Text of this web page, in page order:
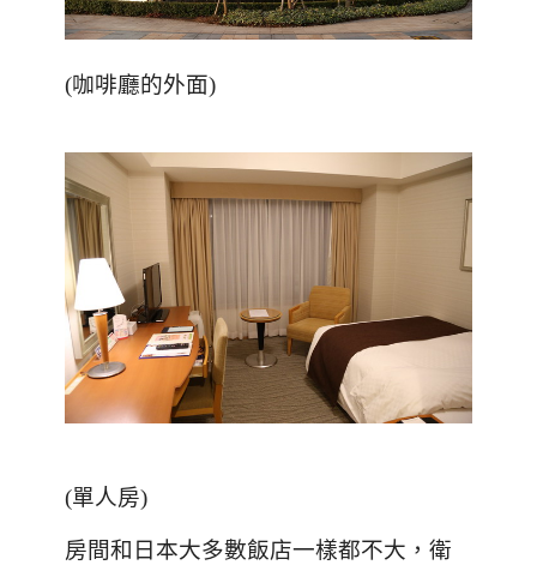
(咖啡廳的外面)
(單人房)
房間和日本大多數飯店一樣都不大，衛